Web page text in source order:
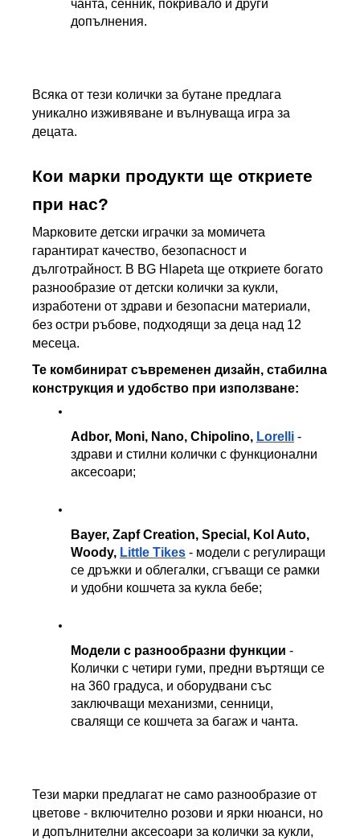
чанта, сенник, покривало и други
допълнения.
Всяка от тези колички за бутане предлага
уникално изживяване и вълнуваща игра за
децата.
Кои марки продукти ще откриете
при нас?
Марковите детски играчки за момичета
гарантират качество, безопасност и
дълготрайност. В BG Hlapeta ще откриете богато
разнообразие от детски колички за кукли,
изработени от здрави и безопасни материали,
без остри ръбове, подходящи за деца над 12
месеца.
Те комбинират съвременен дизайн, стабилна
конструкция и удобство при използване:
Adbor, Moni, Nano, Chipolino, Lorelli -
здрави и стилни колички с функционални
аксесоари;
Bayer, Zapf Creation, Special, Kol Auto,
Woody, Little Tikes - модели с регулиращи
се дръжки и облегалки, сгъващи се рамки
и удобни кошчета за кукла бебе;
Модели с разнообразни функции -
Колички с четири гуми, предни въртящи се
на 360 градуса, и оборудвани със
заключващи механизми, сенници,
свалящи се кошчета за багаж и чанта.
Тези марки предлагат не само разнообразие от
цветове - включително розови и ярки нюанси, но
и допълнителни аксесоари за колички за кукли,